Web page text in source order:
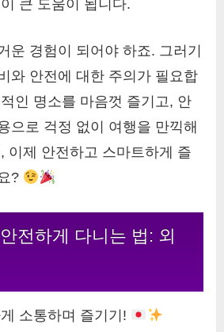
큰 도움이 됩니다.
운 경험이 되어야 하죠. 그러기
와 안전에 대한 주의가 필요합
인 명소를 마음껏 즐기고, 안
으로 걱정 없이 여행을 만끽해
이제 안전하고 스마트하게 즐
?
전하게 다니는 법: 외
소통하며 즐기기!